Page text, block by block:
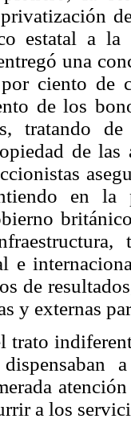
estatal a la
una
ciento de
de los
tratando
de
en
e
de
y externas
trato
a los